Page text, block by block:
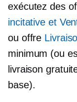
exécutez des
incitative et
ou offre
minimum (ou
livraison
base).